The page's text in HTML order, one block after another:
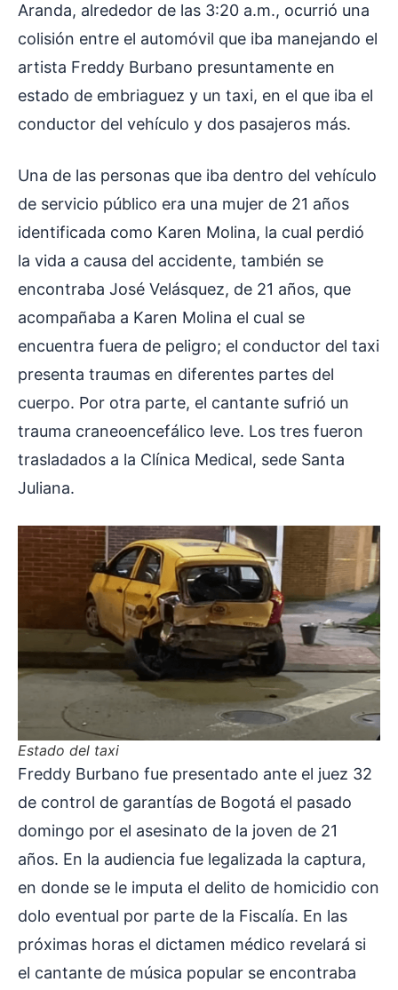
Aranda, alrededor de las 3:20 a.m., ocurrió una
colisión entre el automóvil que iba manejando el
artista Freddy Burbano presuntamente en
estado de embriaguez y un taxi, en el que iba el
conductor del vehículo y dos pasajeros más.
Una de las personas que iba dentro del vehículo
de servicio público era una mujer de 21 años
identificada como Karen Molina, la cual perdió
la vida a causa del accidente, también se
encontraba José Velásquez, de 21 años, que
acompañaba a Karen Molina el cual se
encuentra fuera de peligro; el conductor del taxi
presenta traumas en diferentes partes del
cuerpo. Por otra parte, el cantante sufrió un
trauma craneoencefálico leve. Los tres fueron
trasladados a la Clínica Medical, sede Santa
Juliana.
Estado del taxi
Freddy Burbano fue presentado ante el juez 32
de control de garantías de Bogotá el pasado
domingo por el asesinato de la joven de 21
años. En la audiencia fue legalizada la captura,
en donde se le imputa el delito de homicidio con
dolo eventual por parte de la Fiscalía. En las
próximas horas el dictamen médico revelará si
el cantante de música popular se encontraba